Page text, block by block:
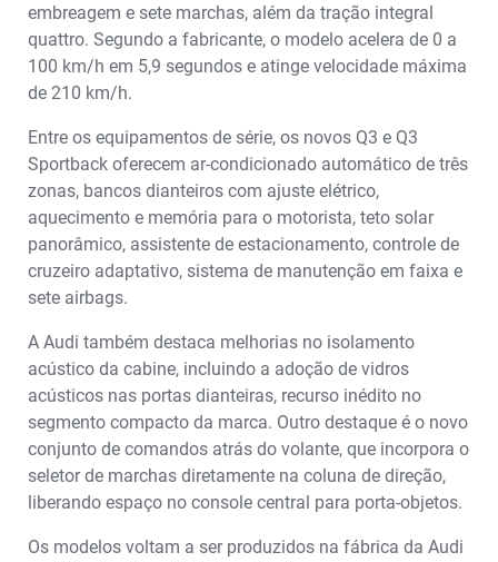
embreagem e sete marchas, além da tração integral
quattro. Segundo a fabricante, o modelo acelera de 0 a
100 km/h em 5,9 segundos e atinge velocidade máxima
de 210 km/h.
Entre os equipamentos de série, os novos Q3 e Q3
Sportback oferecem ar-condicionado automático de três
zonas, bancos dianteiros com ajuste elétrico,
aquecimento e memória para o motorista, teto solar
panorâmico, assistente de estacionamento, controle de
cruzeiro adaptativo, sistema de manutenção em faixa e
sete airbags.
A Audi também destaca melhorias no isolamento
acústico da cabine, incluindo a adoção de vidros
acústicos nas portas dianteiras, recurso inédito no
segmento compacto da marca. Outro destaque é o novo
conjunto de comandos atrás do volante, que incorpora o
seletor de marchas diretamente na coluna de direção,
liberando espaço no console central para porta-objetos.
Os modelos voltam a ser produzidos na fábrica da Audi